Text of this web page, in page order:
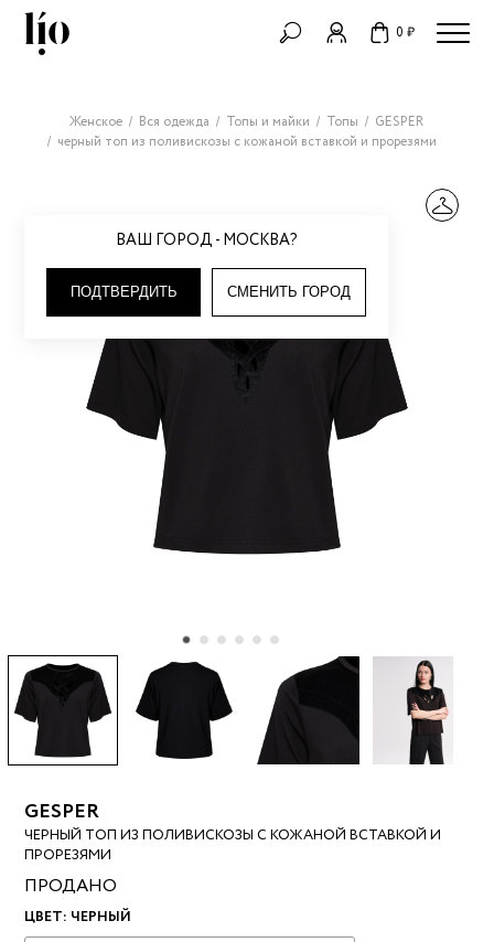
0 ₽
ВАШ ГОРОД - МОСКВА?
ПОДТВЕРДИТЬ СМЕНИТЬ ГОРОД
Женское Вся одежда Топы и майки Топы
GESPER
черный топ из поливискозы с кожаной вставкой и прорезями
GESPER
ЧЕРНЫЙ ТОП ИЗ ПОЛИВИСКОЗЫ С КОЖАНОЙ ВСТАВКОЙ И
ПРОРЕЗЯМИ
ПРОДАНО
ЦВЕТ: ЧЕРНЫЙ